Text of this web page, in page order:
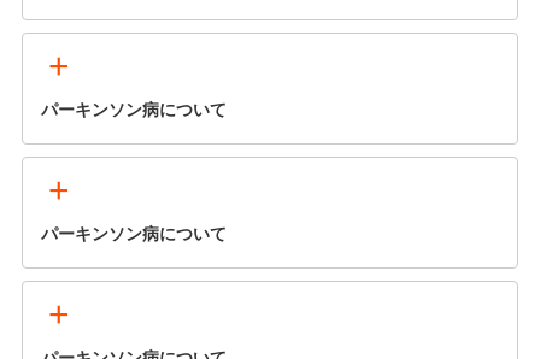
+
パーキンソン病について
+
パーキンソン病について
+